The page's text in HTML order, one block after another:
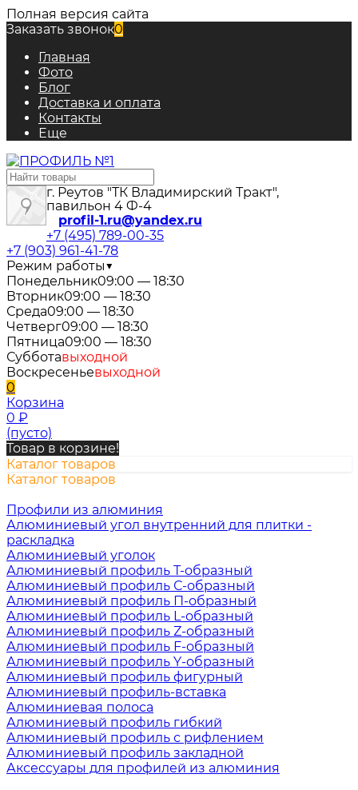
Полная версия сайта
Заказать звонок0
Главная
Фото
Блог
Доставка и оплата
Контакты
Еще
г. Реутов "ТК Владимирский Тракт",
павильон 4 Ф-4
profil-1.ru@yandex.ru
+7 (495) 789-00-35
+7 (903) 961-41-78
Режим работы▼
Понедельник09:00 — 18:30
Вторник09:00 — 18:30
Среда09:00 — 18:30
Четверг09:00 — 18:30
Пятница09:00 — 18:30
Субботавыходной
Воскресеньевыходной
0
Корзина
0 ₽
(пусто)
Товар в корзине!
Каталог товаров
Каталог товаров
Профили из алюминия
Алюминиевый угол внутренний для плитки -
раскладка
Алюминиевый уголок
Алюминиевый профиль Т-образный
Алюминиевый профиль С-образный
Алюминиевый профиль П-образный
Алюминиевый профиль L-образный
Алюминиевый профиль Z-образный
Алюминиевый профиль F-образный
Алюминиевый профиль Y-образный
Алюминиевый профиль фигурный
Алюминиевый профиль-вставка
Алюминиевая полоса
Алюминиевый профиль гибкий
Алюминиевый профиль с рифлением
Алюминиевый профиль закладной
Аксессуары для профилей из алюминия